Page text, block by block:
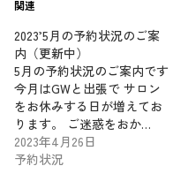
関連
2023’5月の予約状況のご案
内（更新中）
5月の予約状況のご案内です
今月はGWと出張で サロン
をお休みする日が増えてお
ります。 ご迷惑をおか…
2023年4月26日
予約状況